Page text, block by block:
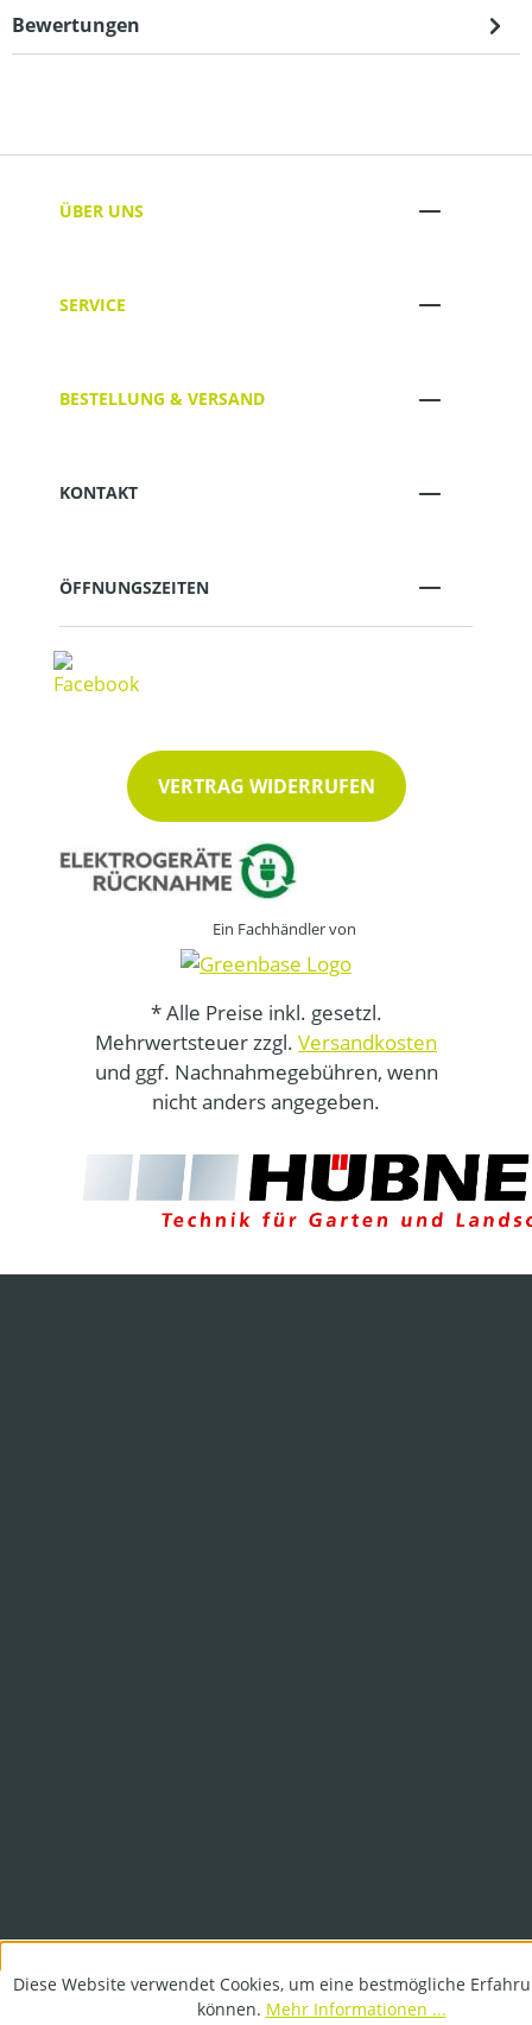
Bewertungen
ÜBER UNS
SERVICE
BESTELLUNG & VERSAND
KONTAKT
ÖFFNUNGSZEITEN
VERTRAG WIDERRUFEN
Ein Fachhändler von
* Alle Preise inkl. gesetzl.
Mehrwertsteuer zzgl. Versandkosten
und ggf. Nachnahmegebühren, wenn
nicht anders angegeben.
Diese Website verwendet Cookies, um eine bestmögliche
können. Mehr Informationen ...